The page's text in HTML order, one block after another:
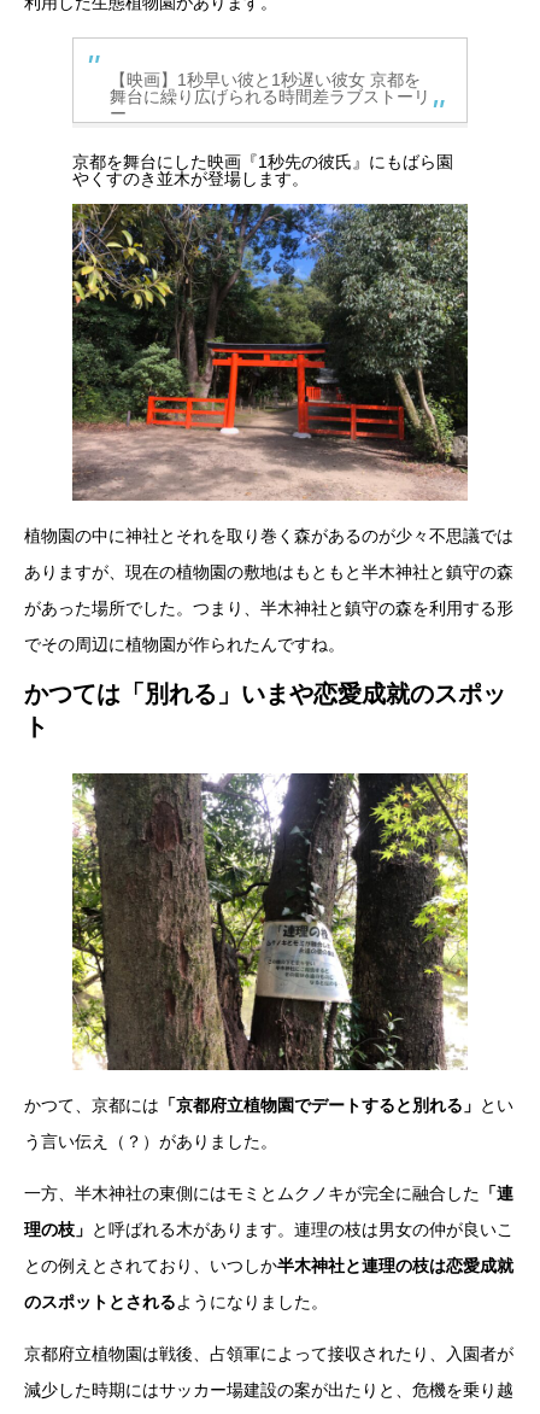
【映画】1秒早い彼と1秒遅い彼女 京都を
舞台に繰り広げられる時間差ラブストーリ
ー
京都を舞台にした映画『1秒先の彼氏』にもばら園
やくすのき並木が登場します。
植物園の中に神社とそれを取り巻く森があるのが少々不思議では
ありますが、現在の植物園の敷地はもともと半木神社と鎮守の森
があった場所でした。つまり、半木神社と鎮守の森を利用する形
でその周辺に植物園が作られたんですね。
かつては「別れる」いまや恋愛成就のスポッ
ト
かつて、京都には 「京都府立植物園でデートすると別れる」 とい
う言い伝え（？）がありました。
一方、半木神社の東側にはモミとムクノキが完全に融合した 「連
理の枝」 と呼ばれる木があります。連理の枝は男女の仲が良いこ
との例えとされており、いつしか半木神社と連理の枝は恋愛成就
のスポットとされるようになりました。
京都府立植物園は戦後、占領軍によって接収されたり、入園者が
減少した時期にはサッカー場建設の案が出たりと、危機を乗り越